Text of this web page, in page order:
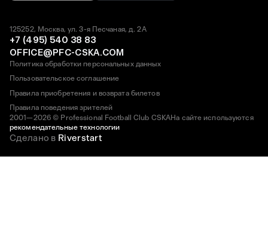
2001—2026 © Professional Football Club CSKAНа сайте используются
рекомендательные технологии
125252, Москва, ул. 3-я Песчаная, д. 2А
+7 (495) 540 38 83
OFFICE@PFC-CSKA.COM
Политика обработки персональных данных
Пользовательское соглашение
Правила приобретения и возврата билетов
Правила поведения зрителей
Сделано в Riverstart